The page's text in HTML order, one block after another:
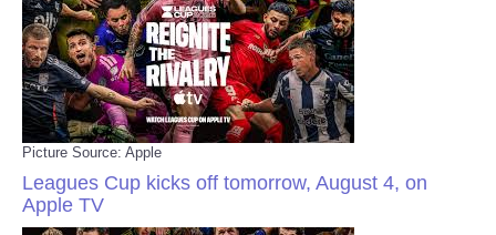
Picture Source: Apple
Leagues Cup kicks off tomorrow, August 4, on
Apple TV